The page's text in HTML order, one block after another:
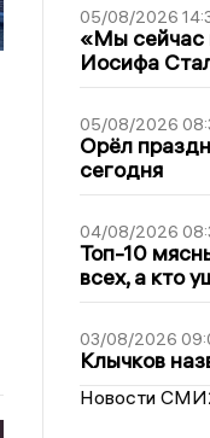
05/08/2026
«Мы сейчас
Иосифа
05/08/2026
Орёл
сегодня
04/08/2026
Топ-10
всех, а кто
03/08/2026
Клычков
Новости